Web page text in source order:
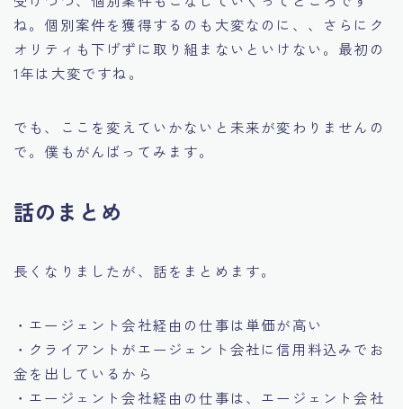
ね。個別案件を獲得するのも大変なのに、、さらにク
オリティも下げずに取り組まないといけない。最初の
1年は大変ですね。
でも、ここを変えていかないと未来が変わりませんの
で。僕もがんばってみます。
話のまとめ
長くなりましたが、話をまとめます。
・エージェント会社経由の仕事は単価が高い
・クライアントがエージェント会社に信用料込みでお
金を出しているから
・エージェント会社経由の仕事は、エージェント会社